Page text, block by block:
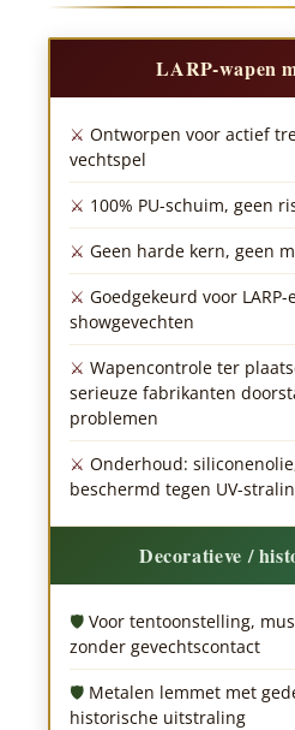
LARP-wapen
Ontworpen voor actief
vechtspel
100% PU-schuim, geen
Geen harde kern, geen
Goedgekeurd voor
showgevechten
Wapencontrole ter
serieuze fabrikanten
problemen
Onderhoud:
beschermd tegen UV-
Decoratieve /
Voor tentoonstelling,
zonder gevechtscontact
Metalen lemmet met
historische uitstraling